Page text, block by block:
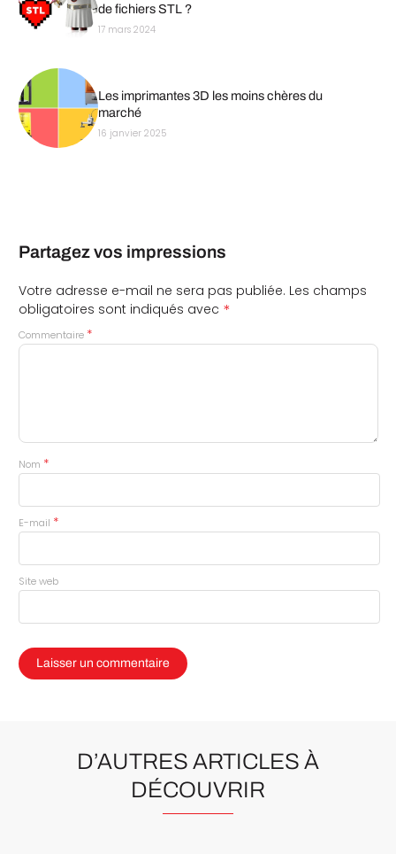
de fichiers STL ?
17 mars 2024
Les imprimantes 3D les moins chères du
marché
16 janvier 2025
Partagez vos impressions
Votre adresse e-mail ne sera pas publiée. Les champs
obligatoires sont indiqués avec *
Commentaire *
Nom *
E-mail *
Site web
D’AUTRES ARTICLES À
DÉCOUVRIR